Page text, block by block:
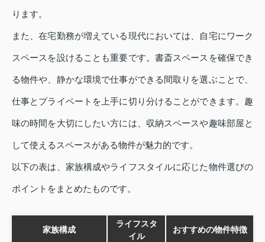
ります。
また、在宅勤務が増えている現代においては、自宅にワーク
スペースを設けることも重要です。書斎スペースを確保でき
る物件や、静かな環境で仕事ができる間取りを選ぶことで、
仕事とプライベートを上手に切り分けることができます。趣
味の時間を大切にしたい方には、収納スペースや趣味部屋と
して使えるスペースがある物件が魅力的です。
以下の表は、家族構成やライフスタイルに応じた物件選びの
ポイントをまとめたものです。
家族構成
ライフスタ
イル
おすすめの物件特徴